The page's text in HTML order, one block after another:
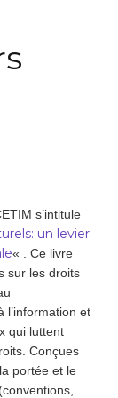
s’intitule
un levier
« . Ce livre
sur les droits
l’information et
qui luttent
Conçues
portée et le